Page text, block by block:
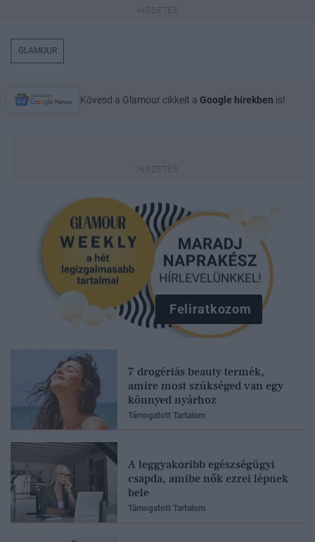
GLAMOUR
Kövesd a Glamour cikkeit a Google hírekben is!
Feliratkozom
7 drogériás beauty termék,
amire most szükséged van egy
könnyed nyárhoz
Támogatott Tartalom
A leggyakoribb egészségügyi
csapda, amibe nők ezrei lépnek
bele
Támogatott Tartalom